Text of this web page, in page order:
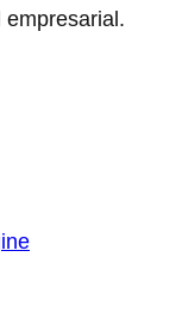
empresarial.